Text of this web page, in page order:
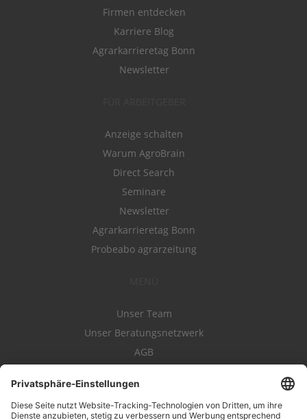
Firmen entdecken
Karriere Blog
Agrarkarrieretag Bonn
Newsletter
Anzeige schalten
Warum AgroBrain
Direct Search
Seminare
Newsletter
Agrarkarrieretag Bonn
Probeabo agrarzeitung
Unser Team
Unser Beratungsnetzwerk
AGB
Datenschutz
Impressum